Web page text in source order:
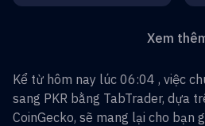
Xem
Kể từ hôm nay lúc 06:04 , việc
sang PKR bằng TabTrader, dựa
CoinGecko, sẽ mang lại cho bạn